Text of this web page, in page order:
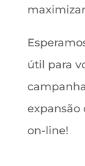
útil para
expansão
on-line!